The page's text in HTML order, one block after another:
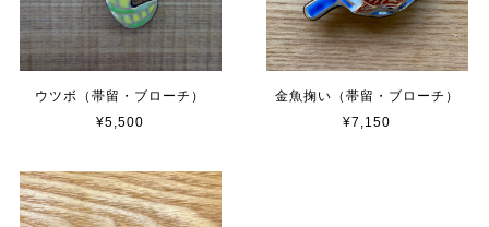
ウツボ（帯留・ブローチ）
¥5,500
金魚掬い（帯留・ブローチ）
¥7,150